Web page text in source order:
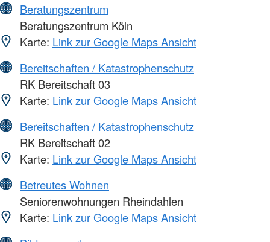
Beratungszentrum
Beratungszentrum Köln
Karte: Link zur Google Maps Ansicht
Bereitschaften / Katastrophenschutz
RK Bereitschaft 03
Karte: Link zur Google Maps Ansicht
Bereitschaften / Katastrophenschutz
RK Bereitschaft 02
Karte: Link zur Google Maps Ansicht
Betreutes Wohnen
Seniorenwohnungen Rheindahlen
Karte: Link zur Google Maps Ansicht